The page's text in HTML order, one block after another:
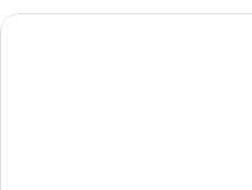
7Pines Resort Sardinia-A